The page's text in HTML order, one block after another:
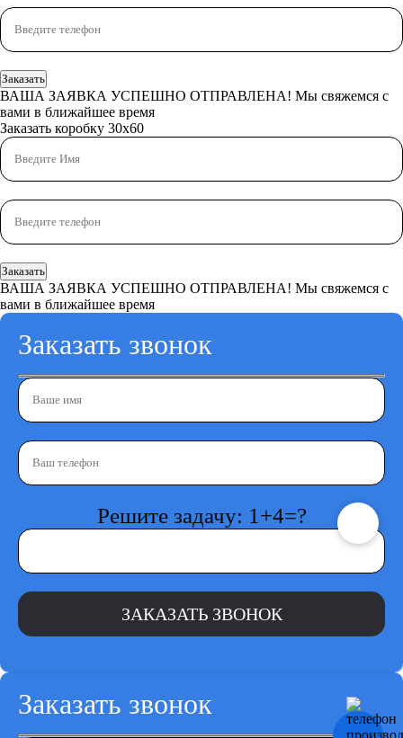
Заказать
ВАША ЗАЯВКА УСПЕШНО ОТПРАВЛЕНА! Мы свяжемся с
вами в ближайшее время
Заказать коробку 30x60
Заказать
ВАША ЗАЯВКА УСПЕШНО ОТПРАВЛЕНА! Мы свяжемся с
вами в ближайшее время
Заказать звонок
Решите задачу: 1+4=?
Заказать звонок